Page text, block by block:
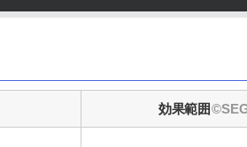
効果範囲